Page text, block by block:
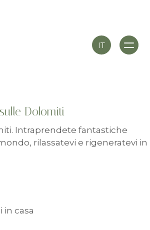
IT
Dolomiti
Intraprendete fantastiche
rilassatevi e rigeneratevi in
casa